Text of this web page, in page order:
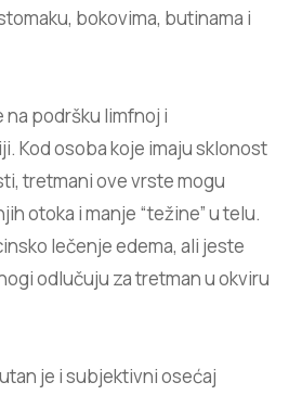
bokovima, butinama i
na podršku limfnoj i
. Kod osoba koje imaju sklonost
tretmani ove vrste mogu
otoka i manje “težine” u telu.
lečenje edema, ali jeste
odlučuju za tretman u okviru
je i subjektivni osećaj